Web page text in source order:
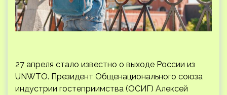
27 апреля стало известно о выходе России из
UNWTO. Президент Общенационального союза
индустрии гостеприимства (ОСИГ) Алексей